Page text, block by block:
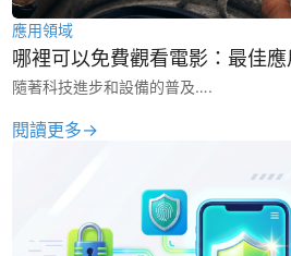
應用領域
哪裡可以免費觀看電影：最佳應
隨著科技進步和設備的普及….
閱讀更多→